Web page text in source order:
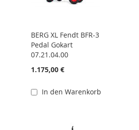
BERG XL Fendt BFR-3
Pedal Gokart
07.21.04.00
1.175,00 €
In den Warenkorb